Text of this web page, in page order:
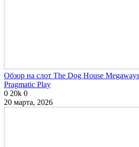
Обзор на слот The Dog House
Pragmatic Play
0 20k 0
20 марта, 2026